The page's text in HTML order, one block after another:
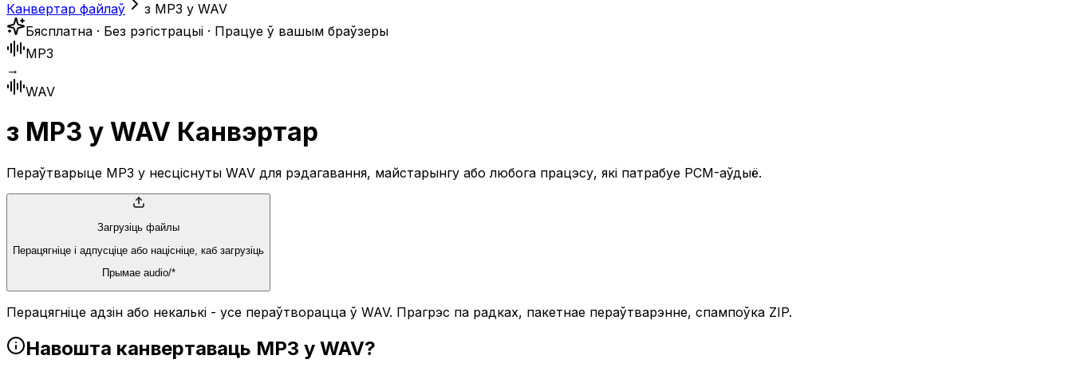
Канвертар файлаў
з MP3 у WAV
Бясплатна · Без рэгістрацыі · Працуе ў вашым браўзеры
MP3
→
WAV
з MP3 у WAV Канвэртар
Пераўтварыце MP3 у несціснуты WAV для рэдагавання, майстарынгу або любога працэсу, які патрабуе PCM-аўдыё.
Загрузіць файлы
Перацягніце і адпусціце або націсніце, каб загрузіць
Прымае audio/*
Перацягніце адзін або некалькі - усе пераўтворацца ў WAV. Прагрэс па радках, пакетнае пераўтварэнне, спампоўка ZIP.
Навошта канвертаваць MP3 у WAV?